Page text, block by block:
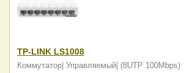
TP-LINK LS1008
Коммутатор| Управляемый| (8UTP 100Mbps)